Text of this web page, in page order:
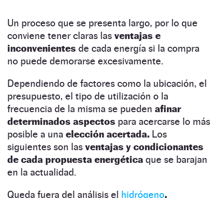
Un proceso que se presenta largo, por lo que
conviene tener claras las ventajas e
inconvenientes de cada energía si la compra
no puede demorarse excesivamente.
Dependiendo de factores como la ubicación, el
presupuesto, el tipo de utilización o la
frecuencia de la misma se pueden afinar
determinados aspectos para acercarse lo más
posible a una elección acertada. Los
siguientes son las ventajas y condicionantes
de cada propuesta energética que se barajan
en la actualidad.
Queda fuera del análisis el hidrógeno,